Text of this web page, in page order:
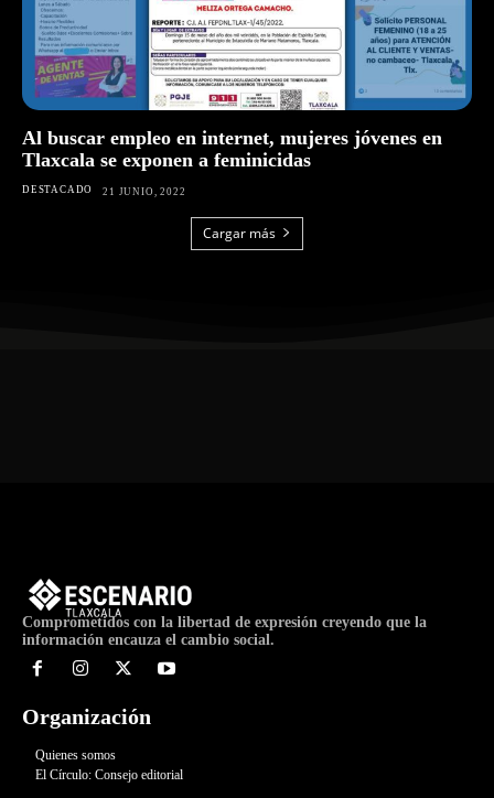
Al buscar empleo en internet, mujeres jóvenes en
Tlaxcala se exponen a feminicidas
DESTACADO 21 JUNIO, 2022
Cargar más
Comprometidos con la libertad de expresión creyendo que la
información encauza el cambio social.
Organización
Quienes somos
El Círculo: Consejo editorial